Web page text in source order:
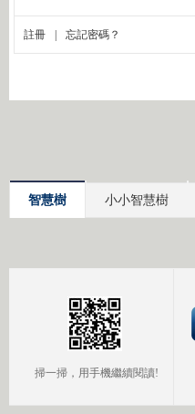
智慧樹 小小智慧樹
掃一掃，用手機繼續閱讀!